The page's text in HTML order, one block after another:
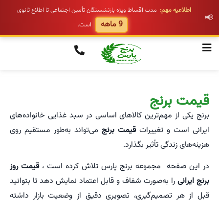
📢
اطلاعیه مهم: مدت اقساط ویژه بازنشستگان تأمین اجتماعی تا اطلاع ثانوی
9 ماهه است.
قیمت برنج
برنج یکی از مهم‌ترین کالاهای اساسی در سبد غذایی خانواده‌های
ایرانی است و تغییراتقیمت برنج می‌تواند به‌طور مستقیم روی
هزینه‌های زندگی تأثیر بگذارد.
در این صفحه مجموعه برنج پارس تلاش کرده‌ است ،قیمت روز
برنج ایرانی را به‌صورت شفاف و قابل‌ اعتماد نمایش دهد تا بتوانید
قبل از هر تصمیم‌گیری، تصویری دقیق از وضعیت بازار داشته